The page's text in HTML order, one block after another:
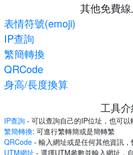
其他免費
表情符號(emoji)
IP查詢
繁簡轉換
QRCode
身高/長度換算
工具
IP查詢 - 可以查詢自己的IP位址，也可
繁簡轉換: 可進行繁轉簡或是簡轉繁
QRCode - 輸入網址或是任何其他資訊
UTM網址 - 選擇UTM參數並輸入網址，